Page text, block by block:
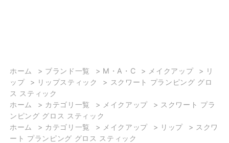
防ぎ保湿されるのでお出
掛けの際のお直しとして
持ち運びにもとてもおす
すめです☺️ 繰り出し式ス
ティックタイプのグロス
なのででササっと手軽に
ホーム > ブランド一覧 > M・A・C > メイクアップ > リ
ップ
> リップスティック > スクワート プランピング グロ
ス スティック
ホーム
> カテゴリ一覧 > メイクアップ > スクワート プラ
ンピング グロス スティック
ホーム
> カテゴリ一覧 > メイクアップ > リップ > スクワ
ート プランピング グロス スティック